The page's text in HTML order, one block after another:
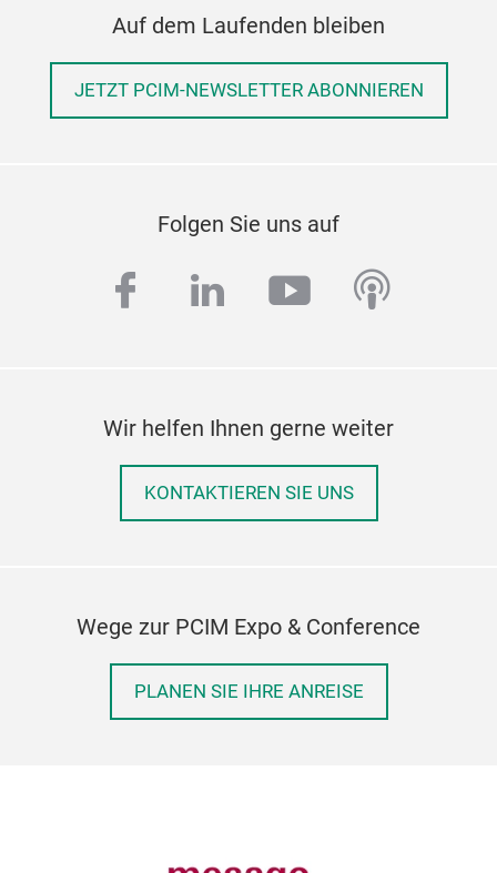
Auf dem Laufenden bleiben
JETZT PCIM-NEWSLETTER ABONNIEREN
Folgen Sie uns auf
facebook
linkedinyoutube
Wir helfen Ihnen gerne weiter
KONTAKTIEREN SIE UNS
Wege zur PCIM Expo & Conference
PLANEN SIE IHRE ANREISE